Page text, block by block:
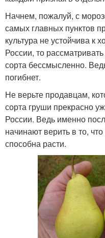
Начнем, пожалуй, с
самых главных пунктов
культура не устойчива к
России, то
сорта бессмысленно.
погибнет.
Не верьте продавцам,
сорта груши прекрасно
России. Ведь именно
начинают верить в то,
способна расти.